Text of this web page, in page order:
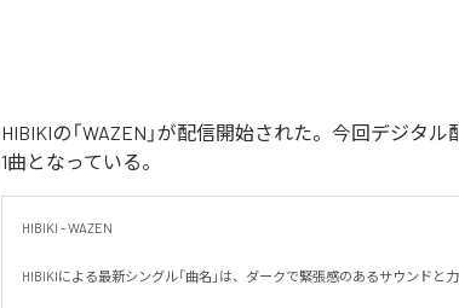
HIBIKIの「WAZEN」が配信開始された。今回デジタル
1曲となっている。
HIBIKI - WAZEN
HIBIKIによる最新シングル「曲名」は、ダークで緊張感のあるサウンドと